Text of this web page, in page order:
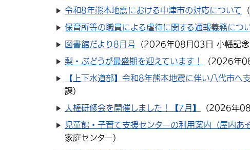
令和8年熊本地震における中津市の対応について （
保育所等の職員による虐待に関する通報義務につ
図書館だより8月号 （2026年08月03日 小幡記
梨・ぶどうが最盛期を迎えています！ （2026年
【上下水道部】令和8年熊本地震に伴い八代市へ
課）
人権研修会を開催しました！【7月】 （2026年
児童館・子育て支援センターの利用案内（屋内あ
家庭センター）